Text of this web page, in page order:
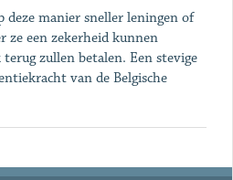
deze manier sneller leningen of
ze een zekerheid kunnen
zullen betalen. Een stevige
van de Belgische